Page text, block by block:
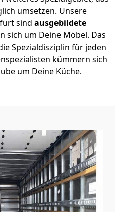
umsetzen. Unsere
sind ausgebildete
sich um Deine Möbel. Das
Spezialdisziplin für jeden
kümmern sich
um Deine Küche.